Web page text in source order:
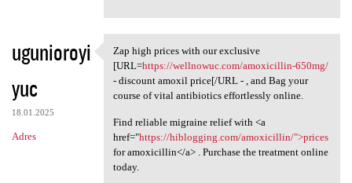
ugunioroyi
yuc
18.01.2025
Adres
Zap high prices with our
Zap high prices with our exclusive
[URL=https://wellnowuc.com/amoxicillin-650mg/
- discount amoxil price[/URL - , and Bag your
course of vital antibiotics effortlessly online.
Find reliable migraine relief with <a
href="https://hiblogging.com/amoxicillin/">prices
for amoxicillin</a> . Purchase the treatment online
today.